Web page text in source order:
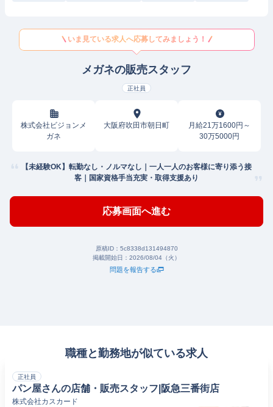
いま見ている求人へ応募してみましょう！
メガネの販売スタッフ
正社員
株式会社ビジョンメ
ガネ
大阪府吹田市朝日町
月給21万1600円～
30万5000円
【未経験OK】転勤なし・ノルマなし｜一人一人のお客様に寄り添う接
客｜国家資格手当充実・取得支援あり
応募画面へ進む
原稿ID： 5c8338d131494870
掲載開始日： 2026/08/04（火）
問題を報告する
職種と勤務地が似ている求人
正社員
パン屋さんの店舗・販売スタッフ|阪急三番街店
株式会社カスカード